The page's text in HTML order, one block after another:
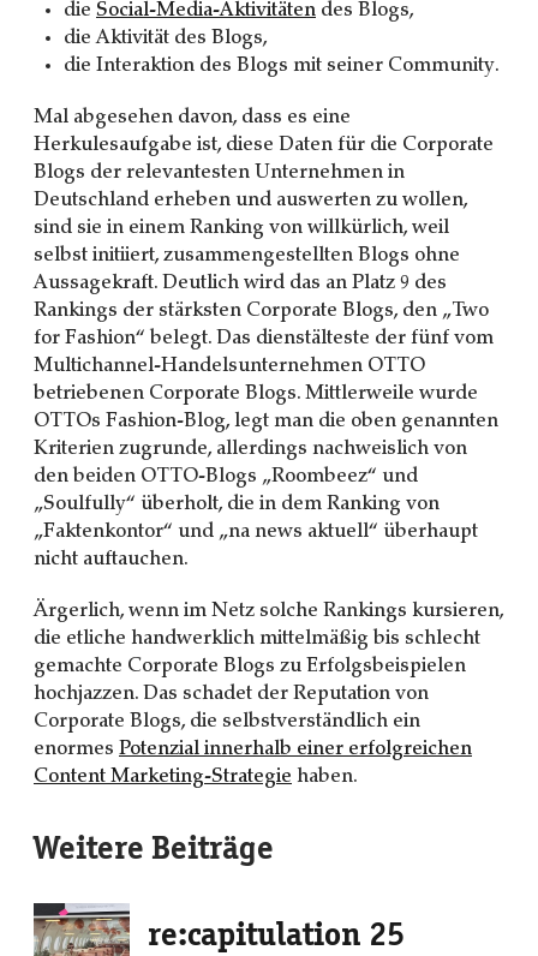
die Social-Media-Aktivitäten des Blogs,
die Aktivität des Blogs,
die Interaktion des Blogs mit seiner Community.
Mal abgesehen davon, dass es eine
Herkulesaufgabe ist, diese Daten für die Corporate
Blogs der relevantesten Unternehmen in
Deutschland erheben und auswerten zu wollen,
sind sie in einem Ranking von willkürlich, weil
selbst initiiert, zusammengestellten Blogs ohne
Aussagekraft. Deutlich wird das an Platz 9 des
Rankings der stärksten Corporate Blogs, den „Two
for Fashion“ belegt. Das dienstälteste der fünf vom
Multichannel-Handelsunternehmen OTTO
betriebenen Corporate Blogs. Mittlerweile wurde
OTTOs Fashion-Blog, legt man die oben genannten
Kriterien zugrunde, allerdings nachweislich von
den beiden OTTO-Blogs „Roombeez“ und
„Soulfully“ überholt, die in dem Ranking von
„Faktenkontor“ und „na news aktuell“ überhaupt
nicht auftauchen.
Ärgerlich, wenn im Netz solche Rankings kursieren,
die etliche handwerklich mittelmäßig bis schlecht
gemachte Corporate Blogs zu Erfolgsbeispielen
hochjazzen. Das schadet der Reputation von
Corporate Blogs, die selbstverständlich ein
enormes Potenzial innerhalb einer erfolgreichen
Content Marketing-Strategie haben.
Weitere Beiträge
re:capitulation 25